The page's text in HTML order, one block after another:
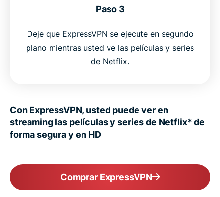
Paso 3
Deje que ExpressVPN se ejecute en segundo
plano mientras usted ve las películas y series
de Netflix.
Con ExpressVPN, usted puede ver en
streaming las películas y series de Netflix* de
forma segura y en HD
Comprar ExpressVPN